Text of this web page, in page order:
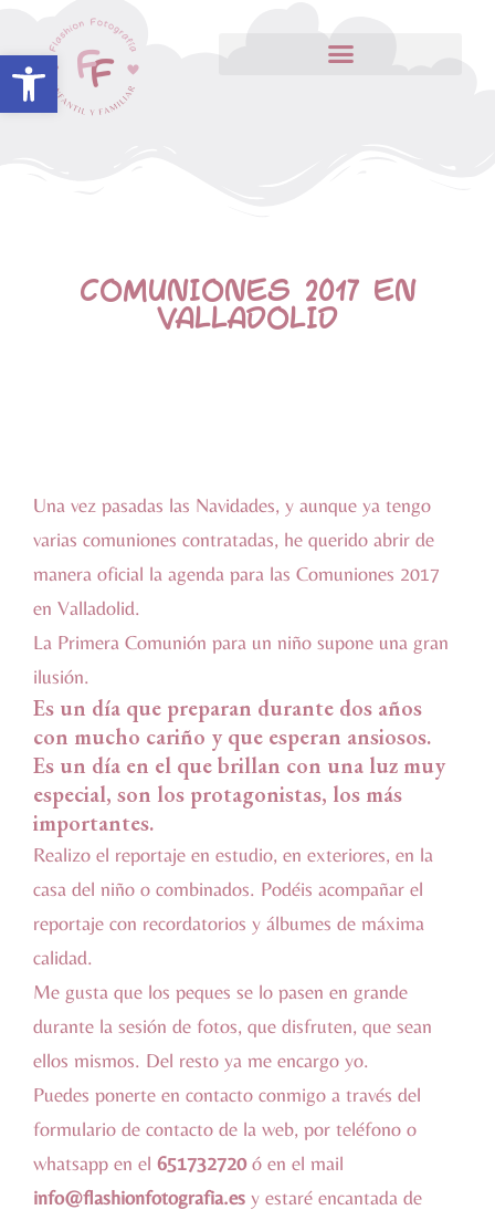
Abrir barra de herramientas
COMUNIONES 2017 EN
VALLADOLID
Una vez pasadas las Navidades, y aunque ya tengo
varias comuniones contratadas, he querido abrir de
manera oficial la agenda para las Comuniones 2017
en Valladolid.
La Primera Comunión para un niño supone una gran
ilusión.
Es un día que preparan durante dos años
con mucho cariño y que esperan ansiosos.
Es un día en el que brillan con una luz muy
especial, son los protagonistas, los más
importantes.
Realizo el reportaje en estudio, en exteriores, en la
casa del niño o combinados. Podéis acompañar el
reportaje con recordatorios y álbumes de máxima
calidad.
Me gusta que los peques se lo pasen en grande
durante la sesión de fotos, que disfruten, que sean
ellos mismos. Del resto ya me encargo yo.
Puedes ponerte en contacto conmigo a través del
formulario de contacto de la web, por teléfono o
whatsapp en el 651732720ó en el mail
info@flashionfotografia.es y estaré encantada de